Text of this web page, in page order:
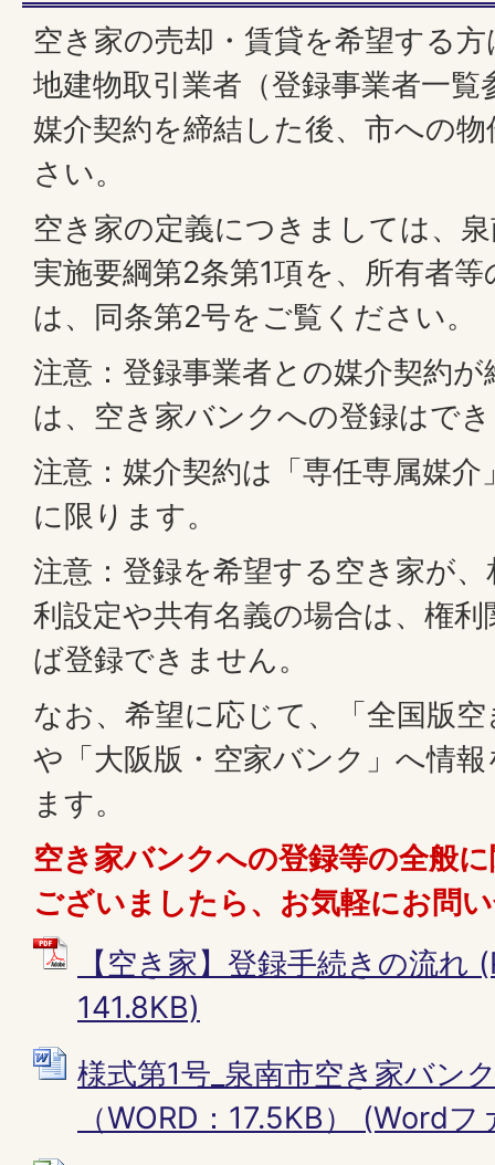
空き家の売却・賃貸を希望する
地建物取引業者（登録事業者一
媒介契約を締結した後、市への
さい。
空き家の定義につきましては、
実施要綱第2条第1項を、所有者
は、同条第2号をご覧ください。
注意：登録事業者との媒介契約
は、空き家バンクへの登録はで
注意：媒介契約は「専任専属媒
に限ります。
注意：登録を希望する空き家が
利設定や共有名義の場合は、権
ば登録できません。
なお、希望に応じて、「全国版
や「大阪版・空家バンク」へ情
ます。
空き家バンクへの登録等の全般
ございましたら、お気軽にお問
【空き家】登録手続きの流れ
141.8KB)
様式第1号_泉南市空き家バン
（WORD：17.5KB） (Word